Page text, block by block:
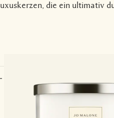
die ein ultimativ